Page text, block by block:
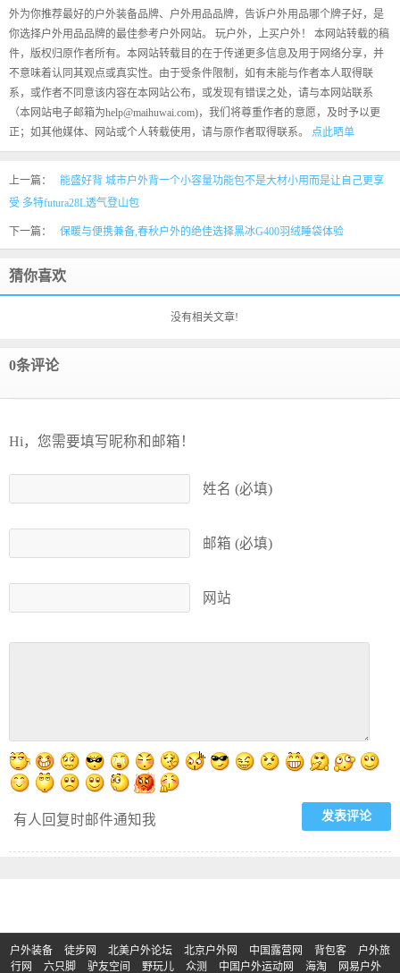
外为你推荐最好的户外装备品牌、户外用品品牌，告诉户外用品哪个牌子好，是
你选择户外用品品牌的最佳参考户外网站。 玩户外，上买户外！ 本网站转载的稿
件，版权归原作者所有。本网站转载目的在于传递更多信息及用于网络分享，并
不意味着认同其观点或真实性。由于受条件限制，如有未能与作者本人取得联
系，或作者不同意该内容在本网站公布，或发现有错误之处，请与本网站联系
（本网站电子邮箱为help@maihuwai.com)，我们将尊重作者的意愿，及时予以更
正；如其他媒体、网站或个人转载使用，请与原作者取得联系。 点此晒单
上一篇：
能盛好背 城市户外背一个小容量功能包不是大材小用而是让自己更享
受 多特futura28L透气登山包
下一篇： 保暖与便携兼备,春秋户外的绝佳选择黑冰G400羽绒睡袋体验
猜你喜欢
没有相关文章!
0条评论
Hi，您需要填写昵称和邮箱！
姓名 (必填)
邮箱 (必填)
网站
有人回复时邮件通知我
户外装备 徒步网 北美户外论坛 北京户外网 中国露营网 背包客
户外旅
行网
六只脚 驴友空间 野玩儿 众测 中国户外运动网 海淘 网易户外